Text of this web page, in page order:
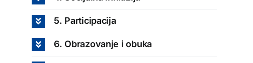
5. Participacija
6. Obrazovanje i obuka